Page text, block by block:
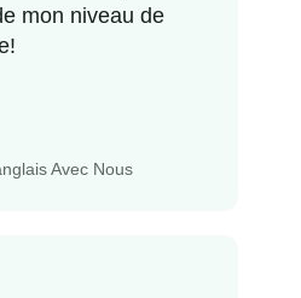
Avec Nous
mon niveau de